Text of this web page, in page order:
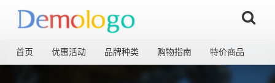
首页 优惠活动 品牌种类 购物指南 特价商品